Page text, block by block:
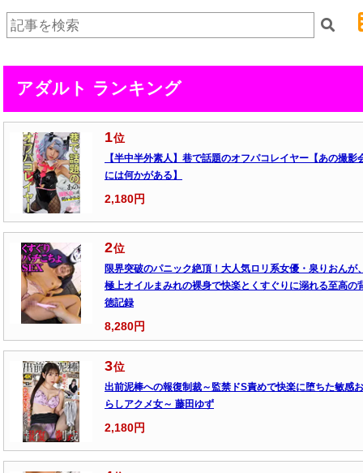
アダルト ランキング
1位
【半中半外素人】巷で話題のオフパコレイヤー【あの撮影
には何かがある】
2,180円
2位
限界突破のパニック絶頂！大人気ロリ系女優・泉りおんが
極上オイルまみれの裸身で快楽とくすぐりに溺れる至高の
徳記録
8,280円
3位
出前泥棒への報復制裁～監禁ドS責めで快楽に堕ちた敏感
らしアクメ女～ 藤田ゆず
2,180円